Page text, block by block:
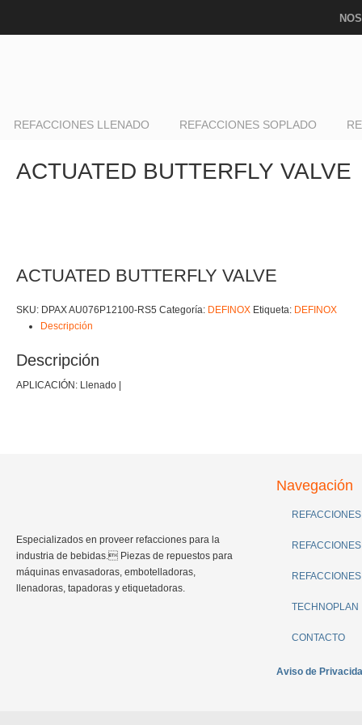
REFACCIONES LLENADO REFACCIONES SOPLADO
ACTUATED BUTTERFLY VALVE
ACTUATED BUTTERFLY VALVE
SKU: DPAX AU076P12100-RS5 Categoría: DEFINOX Etiqueta: DEFINOX
Descripción
Descripción
APLICACIÓN: Llenado |
Especializados en proveer refacciones para la
industria de bebidas. Piezas de repuestos para
máquinas envasadoras, embotelladoras,
llenadoras, tapadoras y etiquetadoras.
Navegación
TECHNOPLAN
CONTACTO
Aviso de